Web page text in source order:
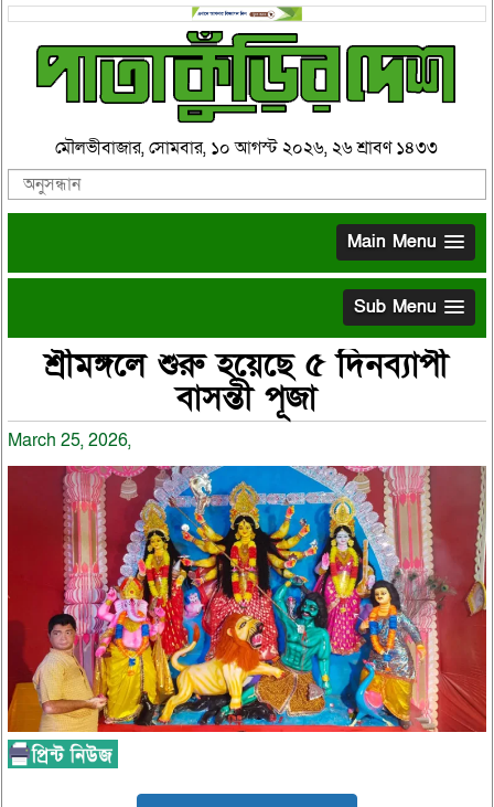
মৌলভীবাজার, সোমবার, ১০ আগস্ট ২০২৬, ২৬ শ্রাবণ ১৪৩৩
Main Menu
Sub Menu
শ্রীমঙ্গলে শুরু হয়েছে ৫ দিনব্যাপী
বাসন্তী পূজা
March 25, 2026,